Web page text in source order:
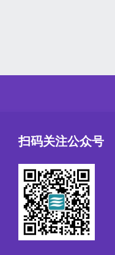
扫码关注公众号